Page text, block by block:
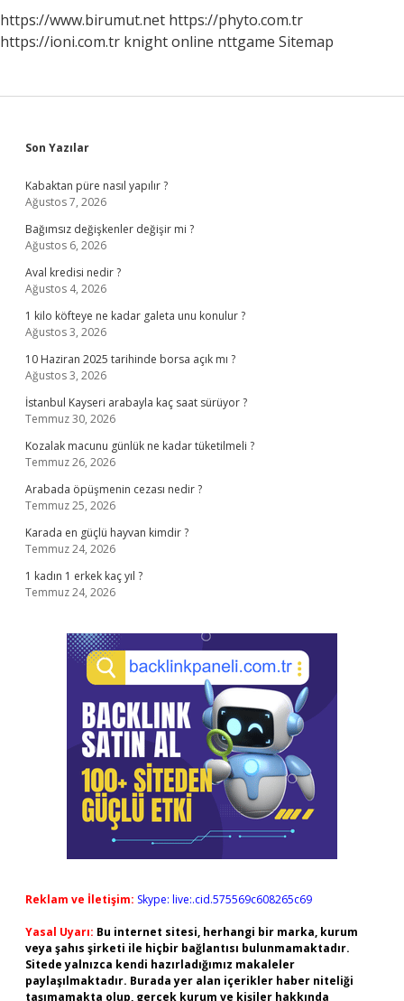
https://www.birumut.net https://phyto.com.tr
https://ioni.com.tr knight online nttgame Sitemap
Sidebar
Son Yazılar
Kabaktan püre nasıl yapılır ?
Ağustos 7, 2026
Bağımsız değişkenler değişir mi ?
Ağustos 6, 2026
Aval kredisi nedir ?
Ağustos 4, 2026
1 kilo köfteye ne kadar galeta unu konulur ?
Ağustos 3, 2026
10 Haziran 2025 tarihinde borsa açık mı ?
Ağustos 3, 2026
İstanbul Kayseri arabayla kaç saat sürüyor ?
Temmuz 30, 2026
Kozalak macunu günlük ne kadar tüketilmeli ?
Temmuz 26, 2026
Arabada öpüşmenin cezası nedir ?
Temmuz 25, 2026
Karada en güçlü hayvan kimdir ?
Temmuz 24, 2026
1 kadın 1 erkek kaç yıl ?
Temmuz 24, 2026
Reklam ve İletişim: Skype: live:.cid.575569c608265c69
Yasal Uyarı: Bu internet sitesi, herhangi bir marka, kurum
veya şahıs şirketi ile hiçbir bağlantısı bulunmamaktadır.
Sitede yalnızca kendi hazırladığımız makaleler
paylaşılmaktadır. Burada yer alan içerikler haber niteliği
taşımamakta olup, gerçek kurum ve kişiler hakkında